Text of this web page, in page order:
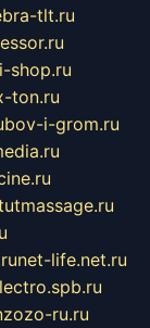
tlt.ru
shop.ru
ton.ru
i-grom.ru
net-life.net.ru
ru.ru